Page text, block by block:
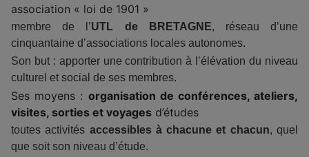
association « loi de 1901 »
membre de l’UTL de BRETAGNE, réseau d’une
cinquantaine d’associations locales autonomes.
Son but : apporter une contribution à l’élévation du niveau
culturel et social de ses membres.
Ses moyens : organisation de conférences, ateliers,
visites, sorties et voyages d’études
toutes activités accessibles à chacune et chacun, quel
que soit son niveau d’étude.